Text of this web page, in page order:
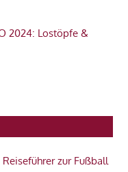
2024: Lostöpfe &
zur Fußball